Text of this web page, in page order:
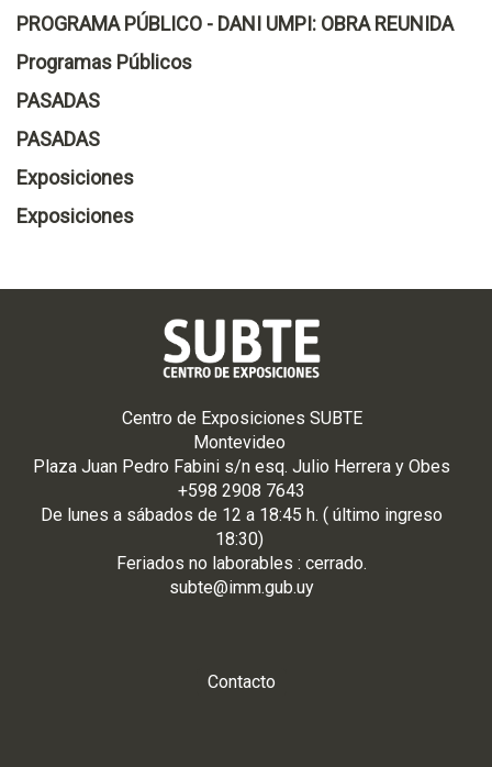
PROGRAMA PÚBLICO - DANI UMPI: OBRA REUNIDA
Programas Públicos
PASADAS
PASADAS
Exposiciones
Exposiciones
Centro de Exposiciones SUBTE
Montevideo
Plaza Juan Pedro Fabini s/n esq. Julio Herrera y Obes
+598 2908 7643
De lunes a sábados de 12 a 18:45 h. ( último ingreso
18:30)
Feriados no laborables : cerrado.
subte@imm.gub.uy
Contacto